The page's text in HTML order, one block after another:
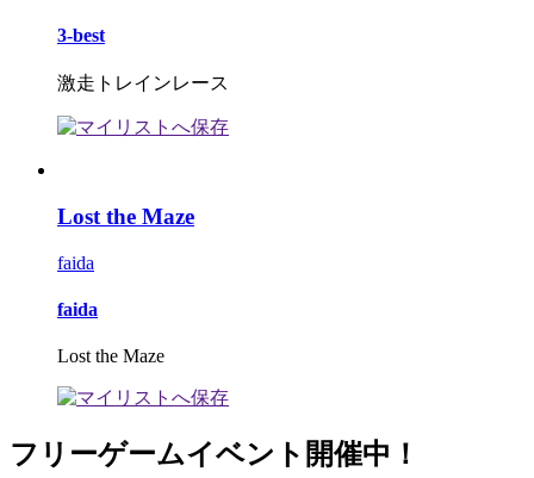
3-best
激走トレインレース
Lost the Maze
faida
faida
Lost the Maze
フリーゲームイベント開催中！